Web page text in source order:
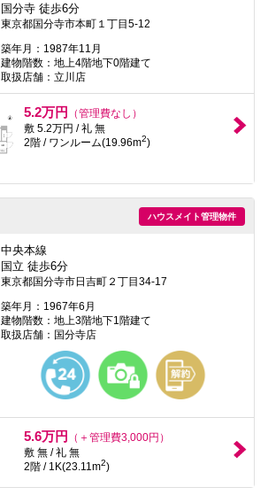
国分寺 徒歩6分
東京都国分寺市本町１丁目5-12
築年月：1987年11月
建物階数：地上4階地下0階建て
取扱店舗：立川店
5.2万円
（管理費なし）
敷 5.2万円 / 礼 無
2階 / ワンルーム(19.96m2)
ハウスメイト管理物件
中央本線
国立 徒歩6分
東京都国分寺市日吉町２丁目34-17
築年月：1967年6月
建物階数：地上3階地下1階建て
取扱店舗：国分寺店
5.6万円
（＋管理費3,000円）
敷 無 / 礼 無
2階 / 1K(23.11m2)